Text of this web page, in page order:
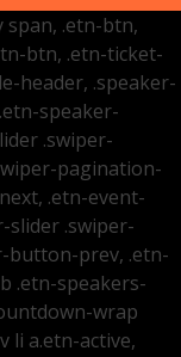
.etn-btn,
btn, .etn-ticket-
header, .speaker-
speaker-
.swiper-
pagination-
.etn-event-
slider .swiper-
button-prev, .etn-
.etn-speakers-
wrap
li a.etn-active,